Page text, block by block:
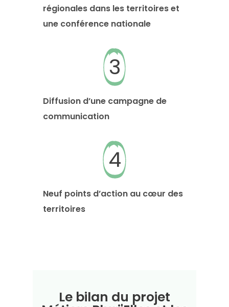
régionales dans les territoires et
une conférence nationale
3
Diffusion d’une campagne de
communication
4
Neuf points d’action au cœur des
territoires
Le bilan du projet